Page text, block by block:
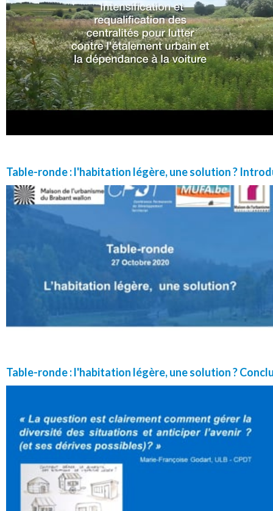
Table-ronde : l'habitation légère, une solution ?
Table-ronde : l'habitation légère, une solution ?